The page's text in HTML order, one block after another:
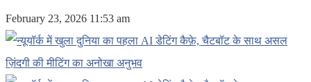
February 23, 2026 11:53 am